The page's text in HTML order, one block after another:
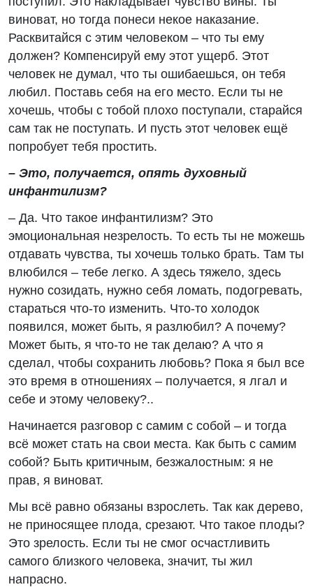
виноват, но тогда понеси некое наказание.
Расквитайся с этим человеком – что ты ему
должен? Компенсируй ему этот ущерб. Этот
человек не думал, что ты ошибаешься, он тебя
любил. Поставь себя на его место. Если ты не
хочешь, чтобы с тобой плохо поступали, старайся
сам так не поступать. И пусть этот человек ещё
попробует тебя простить.
– Это, получается, опять духовный
инфантилизм?
– Да. Что такое инфантилизм? Это
эмоциональная незрелость. То есть ты не можешь
отдавать чувства, ты хочешь только брать. Там ты
влюбился – тебе легко. А здесь тяжело, здесь
нужно созидать, нужно себя ломать, подогревать,
стараться что-то изменить. Что-то холодок
появился, может быть, я разлюбил? А почему?
Может быть, я что-то не так делаю? А что я
сделал, чтобы сохранить любовь? Пока я был все
это время в отношениях – получается, я лгал и
себе и этому человеку?..
Начинается разговор с самим с собой – и тогда
всё может стать на свои места. Как быть с самим
собой? Быть критичным, безжалостным: я не
прав, я виноват.
Мы всё равно обязаны взрослеть. Так как дерево,
не приносящее плода, срезают. Что такое плоды?
Это зрелость. Если ты не смог осчастливить
самого близкого человека, значит, ты жил
напрасно.